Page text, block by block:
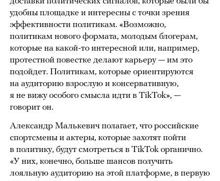
удобны площадке и интересны с точки зрения
эффективности политикам. «Возможно,
политикам нового формата, молодым блогерам,
которые на какой-то интересной или, например,
протестной повестке делают карьеру — им это
подойдет. Политикам, которые ориентируются
на аудиторию взрослую и консервативную,
я не вижу особого смысла идти в TikTok», —
говорит он.
Александр Малькевич полагает, что российские
спортсмены и актеры, которые захотят пойти
в политику, будут смотреться в TikTok органично.
«У них, конечно, больше шансов получить
лояльную аудиторию на этой платформе, в первую